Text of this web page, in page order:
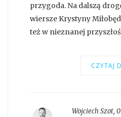
przygoda. Na dalszą
wiersze Krystyny
też w nieznanej
CZYTAJ
Wojciech Szot,